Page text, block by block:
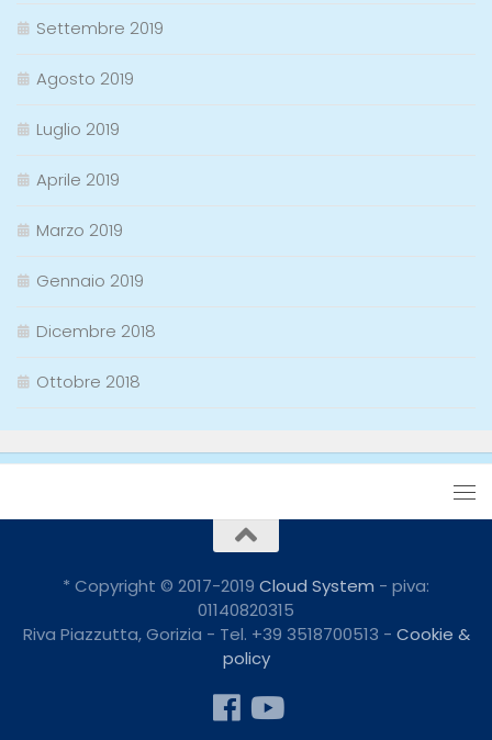
Settembre 2019
Agosto 2019
Luglio 2019
Aprile 2019
Marzo 2019
Gennaio 2019
Dicembre 2018
Ottobre 2018
* Copyright © 2017-2019 Cloud System - piva:
01140820315
Riva Piazzutta, Gorizia - Tel. +39 3518700513 - Cookie &
policy